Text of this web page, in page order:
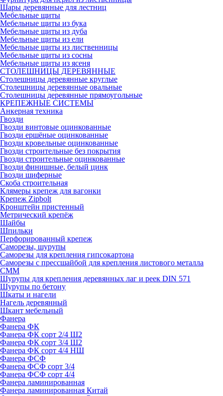
Шары деревянные для лестниц
Мебельные щиты
Мебельные щиты из бука
Мебельные щиты из дуба
Мебельные щиты из ели
Мебельные щиты из лиственницы
Мебельные щиты из сосны
Мебельные щиты из ясеня
СТОЛЕШНИЦЫ ДЕРЕВЯННЫЕ
Столешницы деревянные круглые
Столешницы деревянные овальные
Столешницы деревянные прямоугольные
КРЕПЕЖНЫЕ СИСТЕМЫ
Анкерная техника
Гвозди
Гвозди винтовые оцинкованные
Гвозди ершёные оцинкованные
Гвозди кровельные оцинкованные
Гвозди строительные без покрытия
Гвозди строительные оцинкованные
Гвозди финишные, белый цинк
Гвозди шиферные
Скоба строительная
Клямеры крепеж для вагонки
Крепеж Zipbolt
Кронштейн пристенный
Метрический крепёж
Шайбы
Шпильки
Перфорированный крепеж
Саморезы, шурупы
Саморезы для крепления гипсокартона
Саморезы с прессшайбой для крепления листового металла
СММ
Шурупы для крепления деревянных лаг и реек DIN 571
Шурупы по бетону
Шкаты и нагели
Нагель деревянный
Шкант мебельный
Фанера
Фанера ФК
Фанера ФК сорт 2/4 Ш2
Фанера ФК сорт 3/4 Ш2
Фанера ФК сорт 4/4 НШ
Фанера ФСФ
Фанера ФСФ сорт 3/4
Фанера ФСФ сорт 4/4
Фанера ламинированная
Фанера ламинированная Китай